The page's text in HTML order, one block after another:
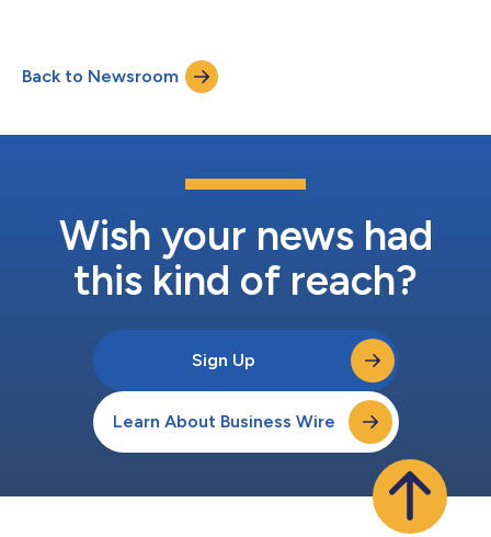
不断推进全球化布局，一项关键的基础设施挑战逐渐显现：在东南
亚、拉丁美洲、中东及北非等以现金支付为主的新兴经济体中，仍
有数十亿美元规模的潜在收入尚未得到充分开发。在这些市场，玩
程度较高的成熟市场中，开发者也希望通过拓展更多合作伙伴和分
盖。 Xsolla总裁Chris Hewish表示：“在推动全球业务扩张的过程
中，绝大多数游戏开发者都会面临相似的挑战：缺乏本地基础设施
往进展缓慢、成本高昂且运营复杂的情况下。Xsolla经销商计划正
是为解...
Back to Newsroom
Wish your news had
this kind of reach?
Sign Up
Learn About Business Wire